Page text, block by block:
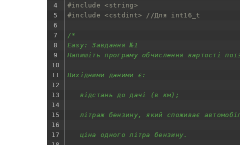
4
5
6
7
8
9
10
11
12
13
14
15
16
17
#include <string>
#include <cstdint> //Для int16_t
/*
Easy: Завдання №1
Напишіть програму обчислення вартості
Вихідними даними є:
відстань до дачі (в км);
літраж бензину, який споживає
ціна одного літра бензину.